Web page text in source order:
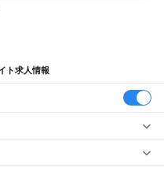
ト求人情報